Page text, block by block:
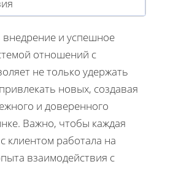
и успешное
отношений с
не только удержать
новых, создавая
и доверенного
Важно, чтобы каждая
клиентом работала на
взаимодействия с